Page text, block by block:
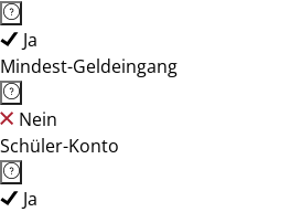
Ja
Mindest-Geldeingang
Nein
Schüler-Konto
Ja